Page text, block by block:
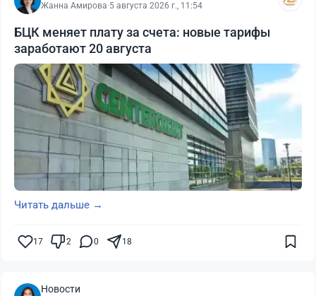
Жанна Амирова·5 августа 2026 г., 11:54
БЦК меняет плату за счета: новые тарифы
заработают 20 августа
Читать дальше →
17 2 0 18
Новости